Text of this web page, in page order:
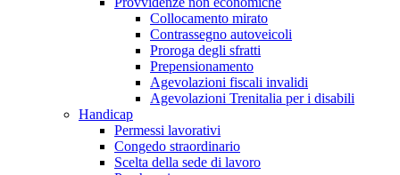
Collocamento mirato
Contrassegno autoveicoli
Proroga degli sfratti
Prepensionamento
Agevolazioni fiscali invalidi
Agevolazioni Trenitalia per i disabili
Handicap
Permessi lavorativi
Congedo straordinario
Scelta della sede di lavoro